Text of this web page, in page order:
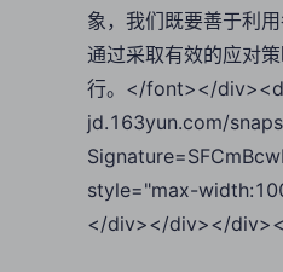
象，我们既要善于利
通过采取有效的应对
行。</font></
jd.163yun.com/
style="max-
</div></div></